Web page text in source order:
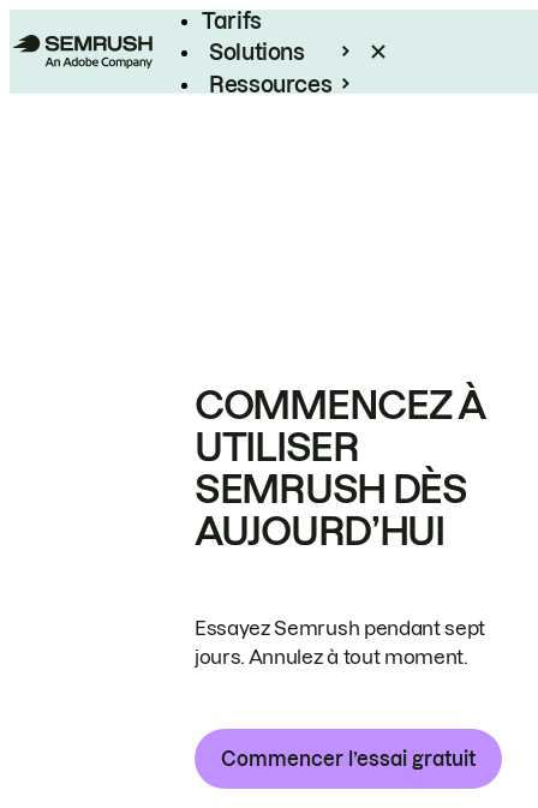
Tarifs
Solutions
Ressources
COMMENCEZ À
UTILISER
SEMRUSH DÈS
AUJOURD’HUI
Essayez Semrush pendant sept
jours. Annulez à tout moment.
Commencer l’essai gratuit